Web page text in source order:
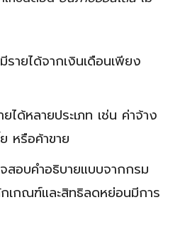
รายได้จากเงินเดือนเพียง
ยได้หลายประเภท เช่น ค่าจ้าง
หรือค้าขาย
สอบคำอธิบายแบบจากกรม
เกณฑ์และสิทธิลดหย่อนมีการ